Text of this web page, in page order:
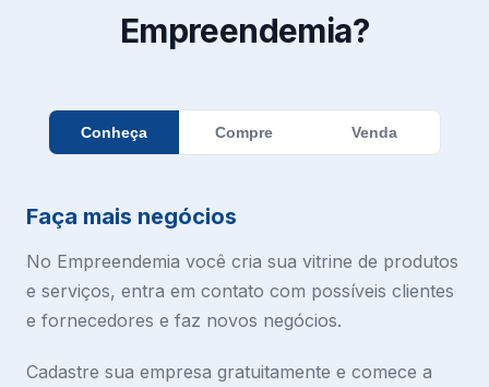
Empreendemia?
Conheça Compre Venda
Faça mais negócios
No Empreendemia você cria sua vitrine de produtos
e serviços, entra em contato com possíveis clientes
e fornecedores e faz novos negócios.
Cadastre sua empresa gratuitamente e comece a